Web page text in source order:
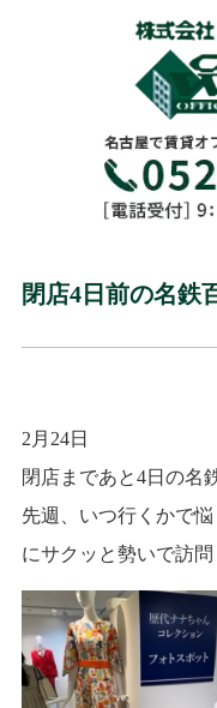
閉店4日前の名鉄
2月24日
閉店まであと4日の名
先週、いつ行くかで
にサクッと勢いで訪問